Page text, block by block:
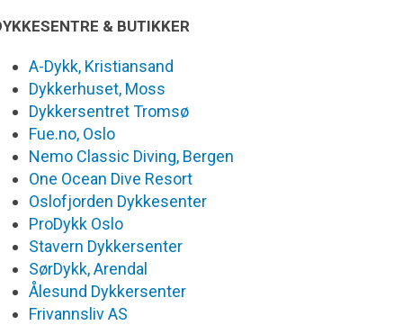
& BUTIKKER
A-Dykk, Kristiansand
Dykkerhuset, Moss
Dykkersentret Tromsø
Fue.no, Oslo
Nemo Classic Diving, Bergen
One Ocean Dive Resort
Oslofjorden Dykkesenter
ProDykk Oslo
Stavern Dykkersenter
SørDykk, Arendal
Ålesund Dykkersenter
Frivannsliv AS